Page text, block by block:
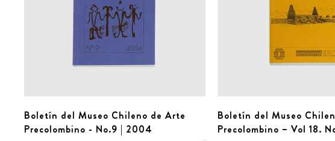
Boletín del Museo Chileno de Arte
Precolombino - No.9 | 2004
Boletín del Museo
Precolombino – Vol 18.